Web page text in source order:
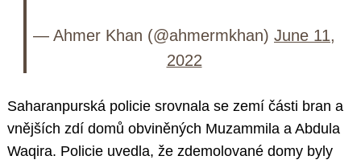
— Ahmer Khan (@ahmermkhan) June 11,
2022
Saharanpurská policie srovnala se zemí části bran a
vnějších zdí domů obviněných Muzammila a Abdula
Waqira. Policie uvedla, že zdemolované domy byly